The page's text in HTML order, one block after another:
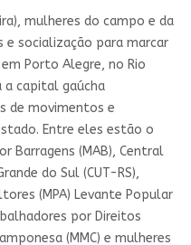
mulheres do campo e da
e socialização para marcar
Porto Alegre, no Rio
a capital gaúcha
de movimentos e
Entre eles estão o
Barragens (MAB), Central
do Sul (CUT-RS),
(MPA) Levante Popular
por Direitos
(MMC) e mulheres